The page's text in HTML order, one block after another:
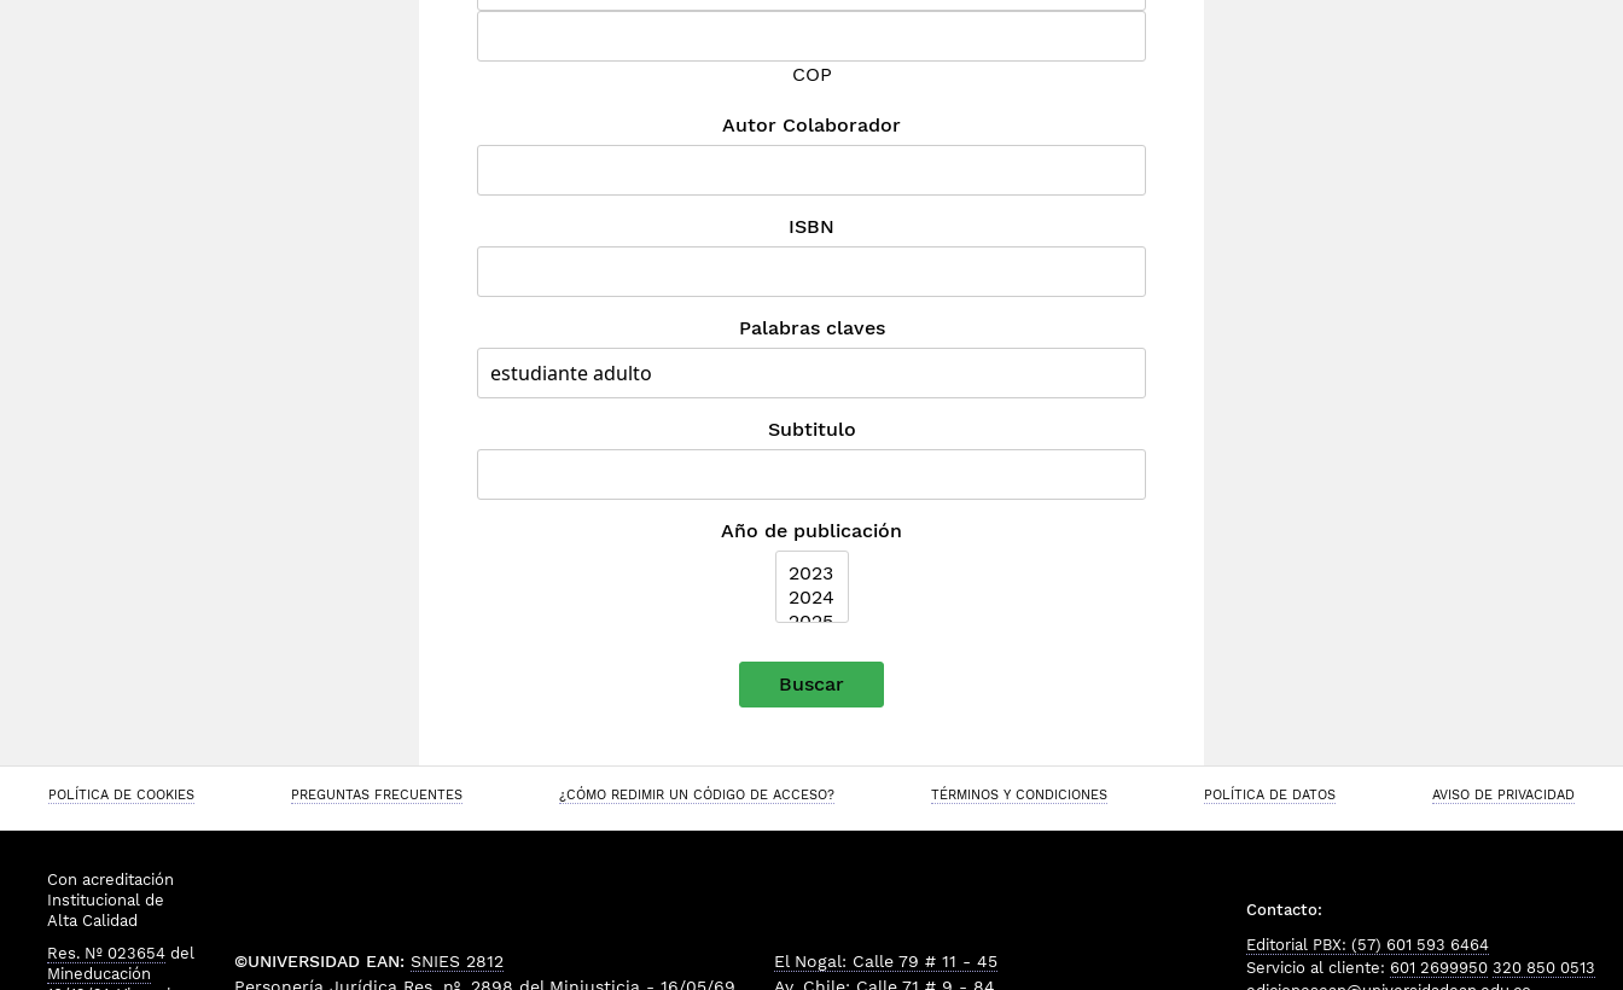
COP
Autor Colaborador
ISBN
Palabras claves
Subtitulo
Año de publicación
Buscar
POLÍTICA DE COOKIES PREGUNTAS FRECUENTES ¿CÓMO REDIMIR UN CÓDIGO DE ACCESO? TÉRMINOS Y CONDICIONES POLÍTICA DE DATOS AVISO DE PRIVACIDAD
Con acreditación
Institucional de
Alta Calidad
Res. Nº 023654 del
Mineducación
©UNIVERSIDAD EAN: SNIES 2812
El Nogal: Calle 79 # 11 - 45
Contacto:
Editorial PBX: (57) 601 593 6464
Servicio al cliente: 601 2699950 320 850 0513